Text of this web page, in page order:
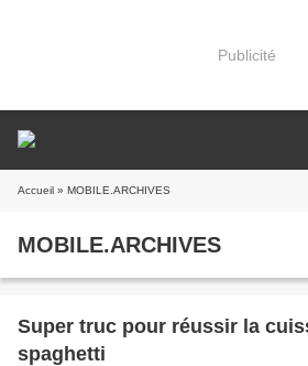
Publicité
Accueil » MOBILE.ARCHIVES
MOBILE.ARCHIVES
Super truc pour réussir la
spaghetti